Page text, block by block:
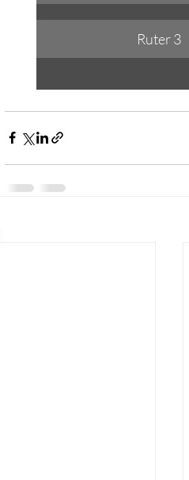
Ruter 3